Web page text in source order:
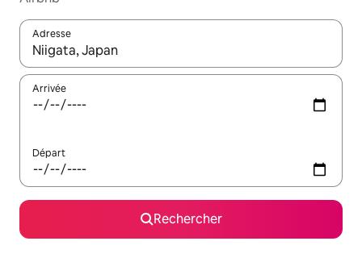
Adresse
Lorsque les résultats s'affichent, utilisez les flèches vers le
Arrivée
Départ
Rechercher